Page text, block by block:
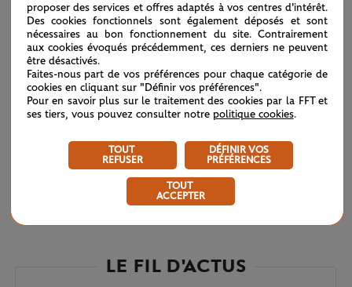
définitivement son adversaire. 3-1, Rune a craqué. Le set et
le match ont définitivement basculé.
Une barque rondement menée et avec fermeté jusqu'à
Alexander Zverev, qui l'attend désormais sur la berge des
demi-finales.J'ai essayé de jouer sans pression, mais c'était
au terme de cette partie de 2h44.
Il a connu une meilleure
année que moi. Il voulait certainement découvrir les demi-
finales, mais c’est moi qui vais retrouver le dernier carré."
LE FIL D'ACTUS
proposer des services et offres adaptés à vos centres d'intérêt.
Des cookies fonctionnels sont également déposés et sont
nécessaires au bon fonctionnement du site. Contrairement
aux cookies évoqués précédemment, ces derniers ne peuvent
être désactivés.
Faites-nous part de vos préférences pour chaque catégorie de
cookies en cliquant sur "Définir vos préférences".
Pour en savoir plus sur le traitement des cookies par la FFT et
ses tiers, vous pouvez consulter notre politique cookies.
TOUT
REFUSER
DÉFINIR VOS
PRÉFÉRENCES
TOUT
ACCEPTER